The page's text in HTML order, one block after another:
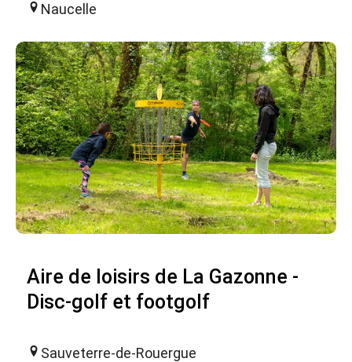
Naucelle
Aire de loisirs de La Gazonne -
Disc-golf et footgolf
Sauveterre-de-Rouergue